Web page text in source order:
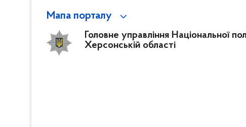
Мапа порталу
Головне управління Національної
Херсонській області